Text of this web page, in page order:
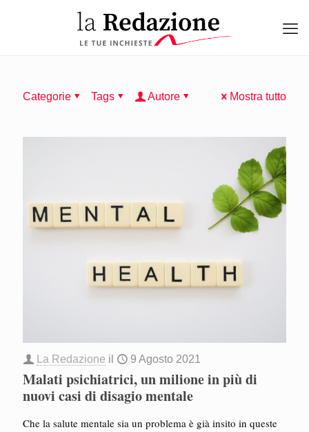
Categorie Tags Autore Mostra tutto
La Redazione il 9 Agosto 2021
Malati psichiatrici, un milione in più di
nuovi casi di disagio mentale
Che la salute mentale sia un problema è già insito in queste